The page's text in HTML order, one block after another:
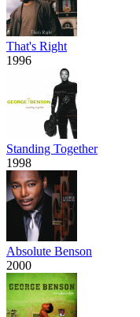
That's Right
1996
Standing Together
1998
Absolute Benson
2000